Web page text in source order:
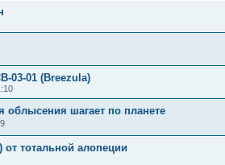
03-01 (Breezula)
облысения шагает по планете
тотальной алопеции